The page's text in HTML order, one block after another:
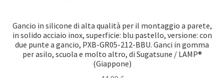
Gancio in silicone di alta qualità per il montaggio a parete,
in solido acciaio inox, superficie: blu pastello, versione: con
due punte a gancio, PXB-GR05-212-BBU. Ganci in gomma
per asilo, scuola e molto altro, di Sugatsune / LAMP®
(Giappone)